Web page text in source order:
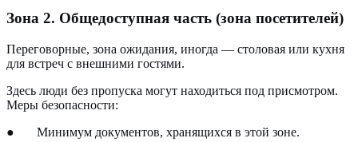
Зона 2. Общедоступная часть (зона посетителей)
Переговорные, зона ожидания, иногда — столовая или кухня
для встреч с внешними гостями.
Здесь люди без пропуска могут находиться под присмотром.
Меры безопасности:
● Минимум документов, хранящихся в этой зоне.